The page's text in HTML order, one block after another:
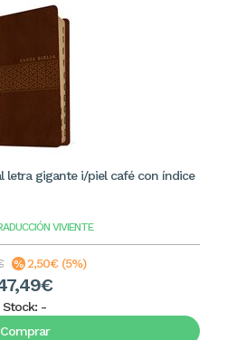
letra gigante i/piel café con índice
VIVIENTE
2,50€ (5%)
Stock: -
Comprar